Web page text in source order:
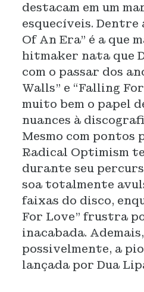
destacam em um
esquecíveis. Dentre
Of An Era” é a que
hitmaker nata que
com o passar dos
Walls” e “Falling
muito bem o papel
nuances à
Mesmo com pontos
Radical Optimism
durante seu
soa totalmente
faixas do disco,
For Love” frustra
inacabada.
possivelmente, a
lançada por Dua